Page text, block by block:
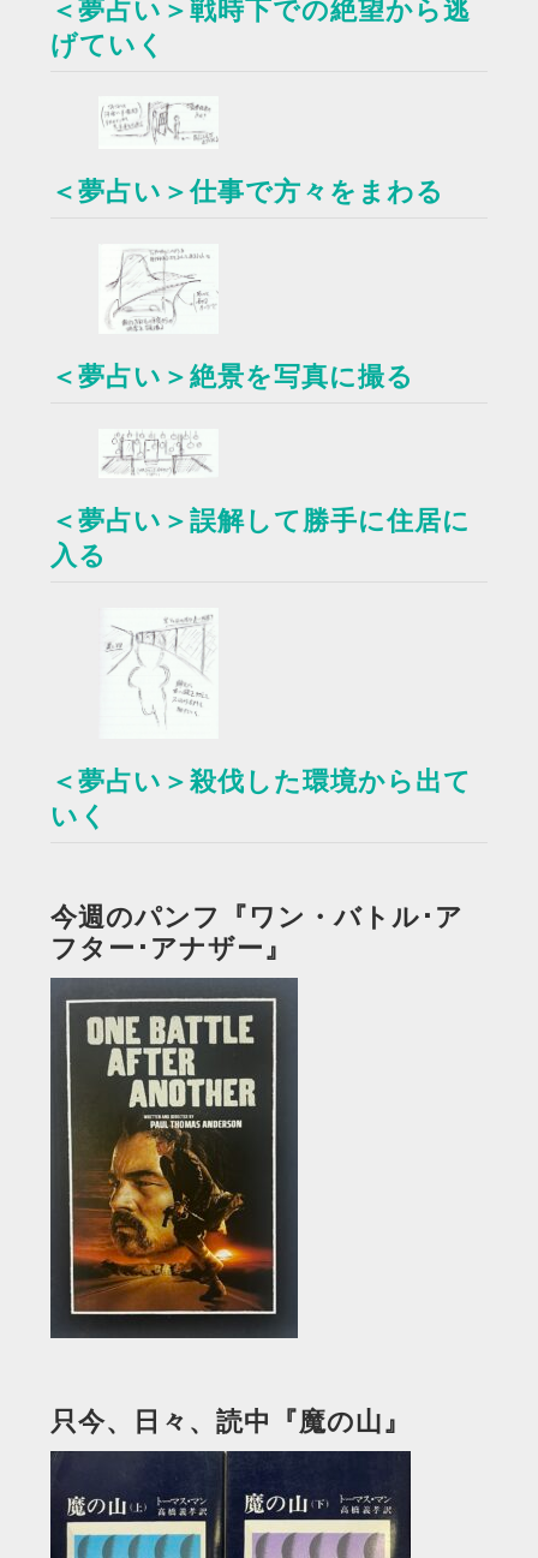
＜夢占い＞戦時下での絶望から逃
げていく
＜夢占い＞仕事で方々をまわる
＜夢占い＞絶景を写真に撮る
＜夢占い＞誤解して勝手に住居に
入る
＜夢占い＞殺伐した環境から出て
いく
今週のパンフ『ワン・バトル･ア
フター･アナザー』
只今、日々、読中『魔の山』